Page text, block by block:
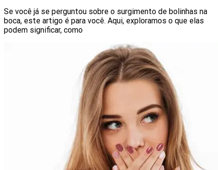
Se você já se perguntou sobre o surgimento de bolinhas na
boca, este artigo é para você. Aqui, exploramos o que elas
podem significar, como